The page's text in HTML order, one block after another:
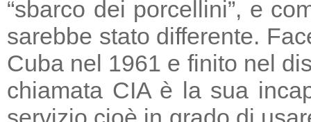
“sbarco dei porcellini”, e
sarebbe stato differente.
Cuba nel 1961 e finito nel
chiamata CIA è la sua